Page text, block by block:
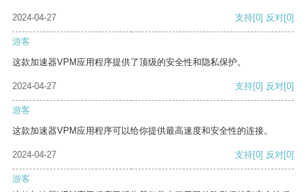
2024-04-27 支持[0] 反对[0]
游客
这款加速器VPM应用程序提供了顶级的安全性和隐私保护。
2024-04-27 支持[0] 反对[0]
游客
这款加速器VPM应用程序可以给你提供最高速度和安全性的连接。
2024-04-27 支持[0] 反对[0]
游客